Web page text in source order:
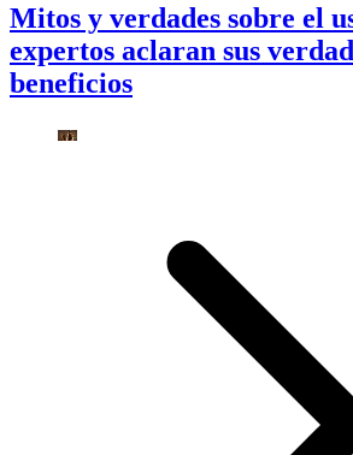
Mitos y verdades sobre el
expertos aclaran sus
beneficios